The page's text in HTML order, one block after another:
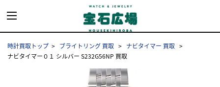
時計買取トップ ブライトリング 買取
ナビタイマー 買取
ナビタイマー０１ シルバー S232G56NP 買取